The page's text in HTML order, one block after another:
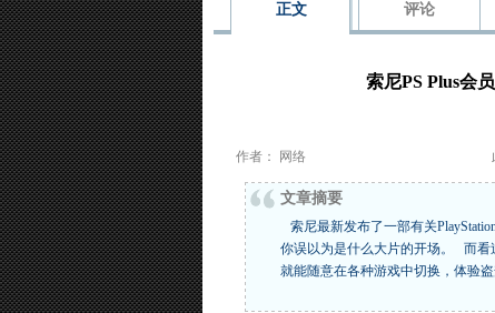
正文 评论
索尼PS Plus会
作者： 网络
文章摘要
索尼最新发布了一部有关
你误以为是什么大片的开场。 而看
就能随意在各种游戏中切换，体验